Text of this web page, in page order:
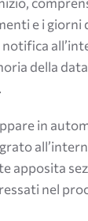
e i giorni
della
in
apposita
nel